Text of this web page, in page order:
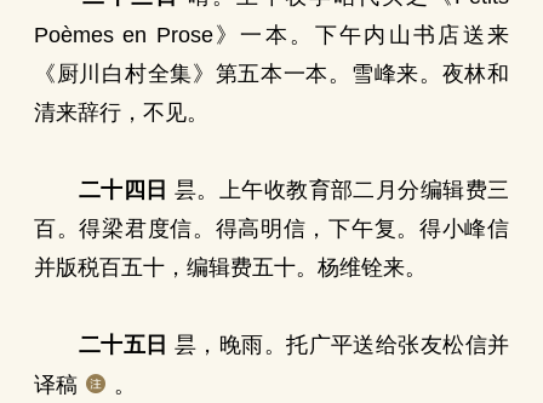
Poèmes en Prose》一本。下午内山书店送来
《厨川白村全集》第五本一本。雪峰来。夜林和
清来辞行，不见。
二十四日 昙。上午收教育部二月分编辑费三
百。得梁君度信。得高明信，下午复。得小峰信
并版税百五十，编辑费五十。杨维铨来。
二十五日 昙，晚雨。托广平送给张友松信并
译稿
。